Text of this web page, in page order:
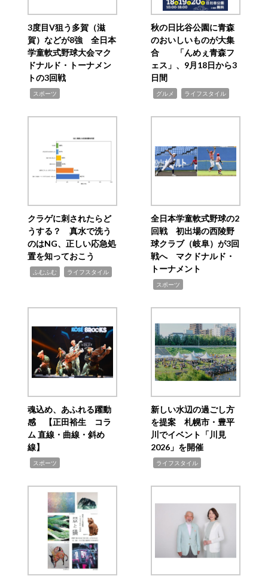
3度目V狙う多賀（滋
賀）などが8強 全日本
学童軟式野球大会マク
ドナルド・トーナメン
トの3回戦
スポーツ
秋の日比谷公園に青森
のおいしいものが大集
合 「んめぇ青森フ
ェス」、9月18日から3
日間
グルメ ライフスタイル
クラゲに刺されたらど
うする？ 真水で洗う
のはNG、正しい応急処
置を知っておこう
ふむふむ ライフスタイル
全日本学童軟式野球の2
回戦 初出場の西陵野
球クラブ（岐阜）が3回
戦へ マクドナルド・
トーナメント
スポーツ
魂込め、あふれる躍動
感 【正田裕生 コラ
ム 直線・曲線・斜め
線】
スポーツ
新しい水辺の過ごし方
を提案 札幌市・豊平
川でイベント「川見
2026」を開催
ライフスタイル